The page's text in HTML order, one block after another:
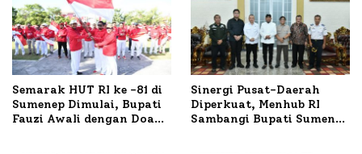
Semarak HUT RI ke -81 di
Sumenep Dimulai, Bupati
Fauzi Awali dengan Doa
Sinergi Pusat-Daerah
Diperkuat, Menhub RI
Sambangi Bupati Sumenep